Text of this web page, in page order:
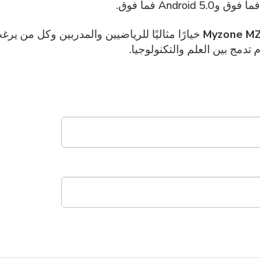
Myzone خيارًا مثاليًا للرياضيين والمدربين وكل من
بين العلم والتكنولوجيا.